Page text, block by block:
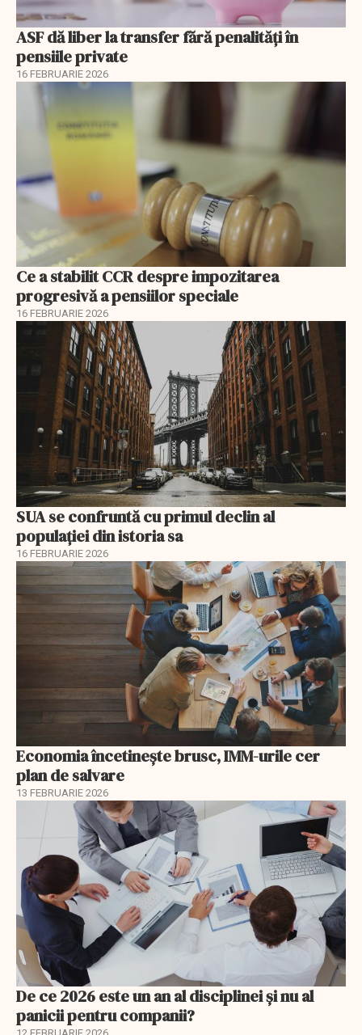
ASF dă liber la transfer fără penalități în
pensiile private
16 FEBRUARIE 2026
Ce a stabilit CCR despre impozitarea
progresivă a pensiilor speciale
16 FEBRUARIE 2026
SUA se confruntă cu primul declin al
populației din istoria sa
16 FEBRUARIE 2026
Economia încetinește brusc, IMM-urile cer
plan de salvare
13 FEBRUARIE 2026
De ce 2026 este un an al disciplinei și nu al
panicii pentru companii?